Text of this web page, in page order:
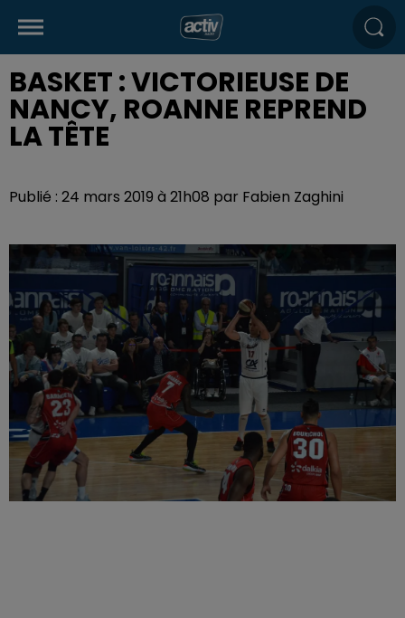
BASKET : VICTORIEUSE DE
NANCY, ROANNE REPREND
LA TÊTE
Publié : 24 mars 2019 à 21h08 par Fabien Zaghini